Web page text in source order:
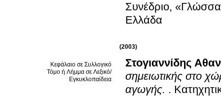
Συνέδριο,
Ελλάδα
(2003)
Κεφάλαιο σε Συλλογικό
Τόμο ή Λήμμα σε Λεξικό/
Εγκυκλοπαίδεια
Στογιαννίδης
σημειωτικής στο
αγωγής. .